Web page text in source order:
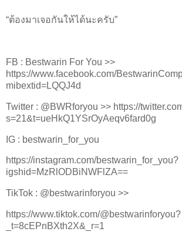
“ต้องมาเจอกันให้ได้นะครับ”
FB : Bestwarin For You >>
https://www.facebook.com/
mibextid=LQQJ4d
Twitter : @BWRforyou >> https://
s=21&t=ueHkQ1YSrOyAeqv6fard0g
IG : bestwarin_for_you
https://instagram.com/bestwarin_for_you?
igshid=MzRlODBiNWFlZA==
TikTok : @bestwarinforyou >>
https://www.tiktok.com/@bestwarinforyou?
_t=8cEPnBXth2X&_r=1